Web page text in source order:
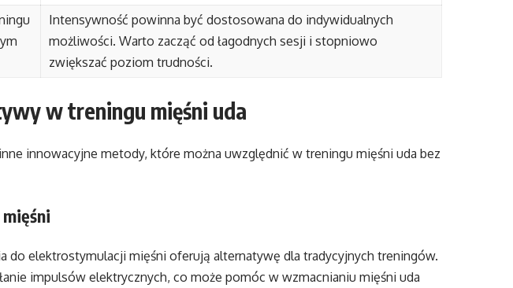
Intensywność powinna być dostosowana do indywidualnych
możliwości. Warto zacząć od łagodnych sesji i stopniowo
zwiększać poziom trudności.
w treningu mięśni uda
innowacyjne metody, które można uwzględnić w treningu mięśni uda bez
do elektrostymulacji mięśni oferują alternatywę dla tradycyjnych treningów.
impulsów elektrycznych, co może pomóc w wzmacnianiu mięśni uda